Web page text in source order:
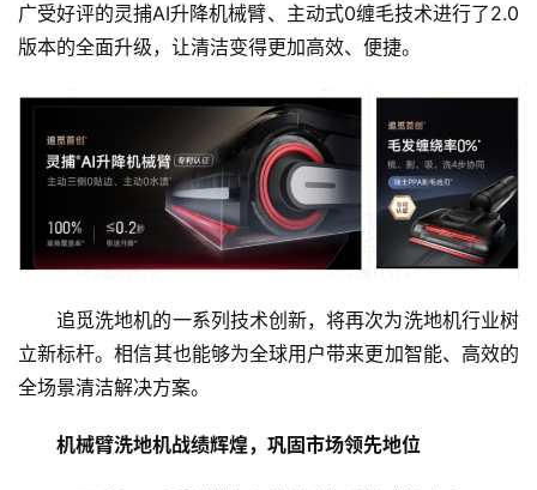
广受好评的灵捕AI升降机械臂、主动式0缠毛技术进行了2.0
版本的全面升级，让清洁变得更加高效、便捷。
追觅洗地机的一系列技术创新，将再次为洗地机行业树
立新标杆。相信其也能够为全球用户带来更加智能、高效的
全场景清洁解决方案。
机械臂洗地机战绩辉煌，巩固市场领先地位